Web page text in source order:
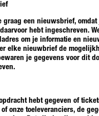
graag een nieuwsbrief,
hebt ingeschreven.
om je informatie en
elke nieuwbrief de
je gegevens voor dit
hebt gegeven of
onze toeleveranciers, de